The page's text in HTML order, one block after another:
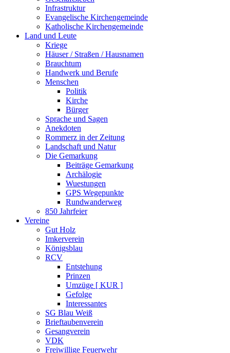
Infrastruktur
Evangelische Kirchengemeinde
Katholische Kirchengemeinde
Land und Leute
Kriege
Häuser / Straßen / Hausnamen
Brauchtum
Handwerk und Berufe
Menschen
Politik
Kirche
Bürger
Sprache und Sagen
Anekdoten
Rommerz in der Zeitung
Landschaft und Natur
Die Gemarkung
Beiträge Gemarkung
Archälogie
Wuestungen
GPS Wegepunkte
Rundwanderweg
850 Jahrfeier
Vereine
Gut Holz
Imkerverein
Königsblau
RCV
Entstehung
Prinzen
Umzüge [ KUR ]
Gefolge
Interessantes
SG Blau Weiß
Brieftaubenverein
Gesangverein
VDK
Freiwillige Feuerwehr